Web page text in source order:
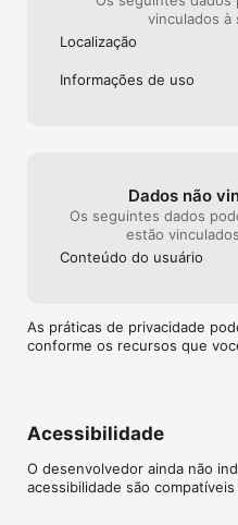
Linhas, estações e locais
disponível em localidades
Mapa: Procura uma visão
estiver off-line.
operadores de transporte de
vinculados à
Localização
Informações de uso
Dados não
Os seguintes dados
estão
Conteúdo do usuário
As práticas de privacidade
conforme os recursos que
Acessibilidade
O desenvolvedor ainda não
acessibilidade são